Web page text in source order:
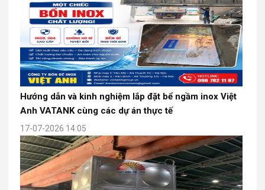
Hướng dẫn và kinh nghiệm lắp đặt bể ngầm inox Việt
Anh VATANK cùng các dự án thực tế
17-07-2026 14:05